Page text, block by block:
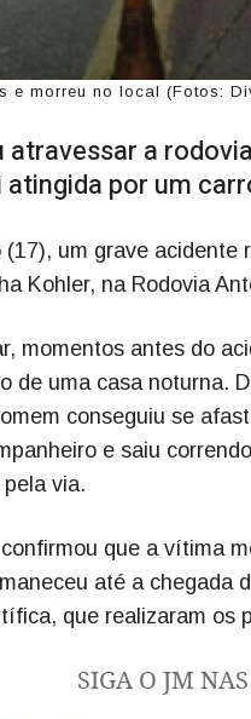
e morreu no local (Fotos:
a
por um
um grave
Kohler, na Rodovia
momentos antes do
de uma casa noturna.
conseguiu se
e saiu
via.
que a vítima
até a chegada
que realizaram os
SIGA O JM